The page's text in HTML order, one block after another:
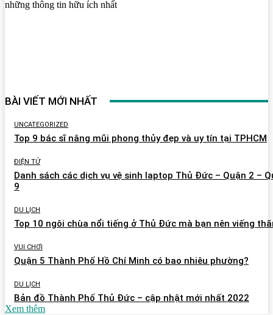
những thông tin hữu ích nhất
BÀI VIẾT MỚI NHẤT
UNCATEGORIZED
Top 9 bác sĩ nâng mũi phong thủy đẹp và uy tín tại TPHCM
ĐIỆN TỬ
Danh sách các dịch vụ vệ sinh laptop Thủ Đức – Quận 2 –
9
DU LỊCH
Top 10 ngôi chùa nổi tiếng ở Thủ Đức mà bạn nên viếng
VUI CHƠI
Quận 5 Thành Phố Hồ Chí Minh có bao nhiêu phường?
DU LỊCH
Bản đồ Thành Phố Thủ Đức – cập nhật mới nhất 2022
Xem thêm